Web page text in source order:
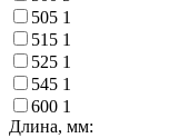
505 1
515 1
525 1
545 1
600 1
Длина, мм: